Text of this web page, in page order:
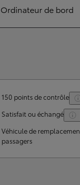
Ordinateur de bord
150 points de contrôle
Satisfait ou échangé
Véhicule de
passagers